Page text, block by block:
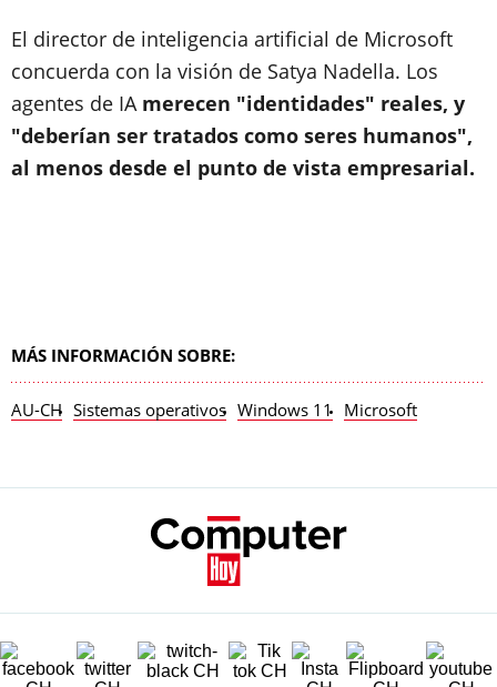
El director de inteligencia artificial de Microsoft
concuerda con la visión de Satya Nadella. Los
agentes de IA merecen "identidades" reales, y
"deberían ser tratados como seres humanos",
al menos desde el punto de vista empresarial.
MÁS INFORMACIÓN SOBRE:
AU-CH Sistemas operativos Windows 11 Microsoft